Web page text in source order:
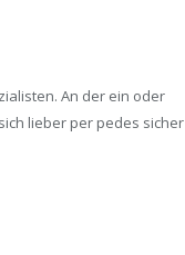
An der ein oder
lieber per pedes sicher